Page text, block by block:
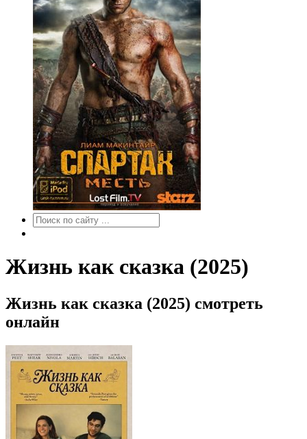
Жизнь как сказка (2025)
Жизнь как сказка (2025) смотреть
онлайн